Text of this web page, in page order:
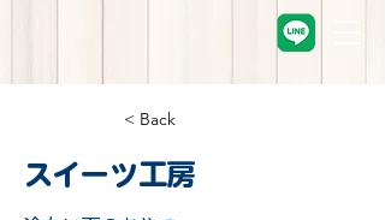
< Back
スイーツ工房